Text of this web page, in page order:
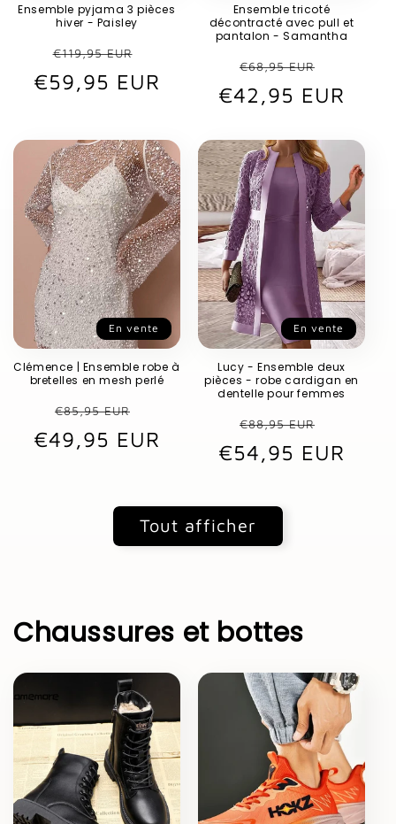
Ensemble pyjama 3 pièces
hiver - Paisley
Prix
habituel
€119,95 EUR
promotionnel
€59,95 EUR
Ensemble tricoté
décontracté avec pull et
pantalon - Samantha
Prix
habituel
€68,95 EUR
€42,95 EUR
En vente
Clémence | Ensemble robe à
bretelles en mesh perlé
Prix
habituel
€85,95 EUR
promotionnel
€49,95 EUR
En vente
Lucy - Ensemble deux
pièces - robe cardigan en
dentelle pour femmes
Prix
habituel
€88,95 EUR
€54,95 EUR
Tout afficher
Chaussures et bottes